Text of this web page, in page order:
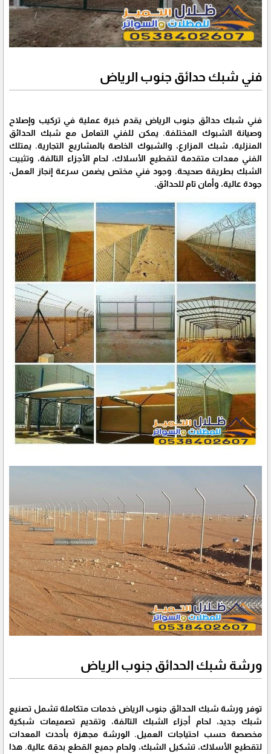
فني شبك حدائق جنوب الرياض
فني شبك حدائق جنوب الرياض يقدم خبرة عملية في تركيب وإصلاح
وصيانة الشبوك المختلفة. يمكن للفني التعامل مع شبك الحدائق
المنزلية، شبك المزارع، والشبوك الخاصة بالمشاريع التجارية. يمتلك
الفني معدات متقدمة لتقطيع الأسلاك، لحام الأجزاء التالفة، وتثبيت
الشبك بطريقة صحيحة. وجود فني مختص يضمن سرعة إنجاز العمل،
جودة عالية، وأمان تام للحدائق.
ورشة شبك الحدائق جنوب الرياض
توفر ورشة شبك الحدائق جنوب الرياض خدمات متكاملة تشمل تصنيع
شبك جديد، لحام أجزاء الشبك التالفة، وتقديم تصميمات شبكية
مخصصة حسب احتياجات العميل. الورشة مجهزة بأحدث المعدات
لتقطيع الأسلاك، تشكيل الشبك، ولحام جميع القطع بدقة عالية. هذا